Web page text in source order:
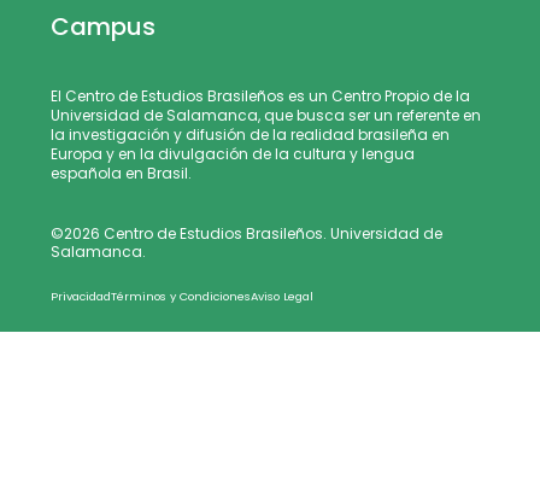
Campus
El Centro de Estudios Brasileños es un Centro Propio de la
Universidad de Salamanca, que busca ser un referente en
la investigación y difusión de la realidad brasileña en
Europa y en la divulgación de la cultura y lengua
española en Brasil.
©2026 Centro de Estudios Brasileños. Universidad de
Salamanca.
PrivacidadTérminos y CondicionesAviso Legal